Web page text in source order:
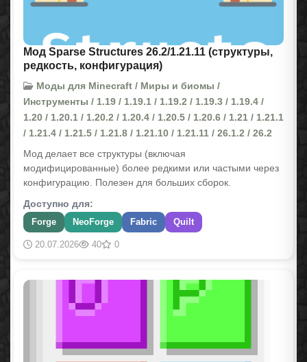
Мод Sparse Structures 26.2/1.21.11 (структуры,
редкость, конфигурация)
Моды для Minecraft / Миры и биомы /
Инструменты / 1.19 / 1.19.1 / 1.19.2 / 1.19.3 / 1.19.4 /
1.20 / 1.20.1 / 1.20.2 / 1.20.4 / 1.20.5 / 1.20.6 / 1.21 / 1.21.1
/ 1.21.4 / 1.21.5 / 1.21.8 / 1.21.10 / 1.21.11 / 26.1.2 / 26.2
Мод делает все структуры (включая
модифицированные) более редкими или частыми через
конфигурацию. Полезен для больших сборок.
Доступно для:
Forge NeoForge Fabric Quilt
20.07.2026 40 0